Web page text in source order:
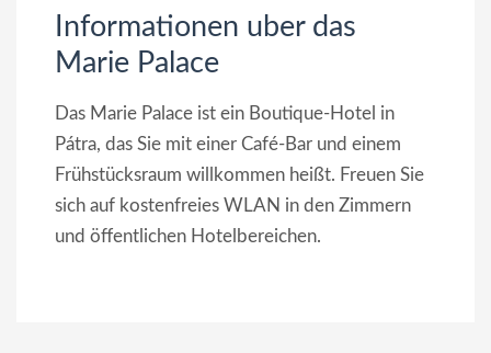
Informationen uber das
Marie Palace
Das Marie Palace ist ein Boutique-Hotel in
Pátra, das Sie mit einer Café-Bar und einem
Frühstücksraum willkommen heißt. Freuen Sie
sich auf kostenfreies WLAN in den Zimmern
und öffentlichen Hotelbereichen.